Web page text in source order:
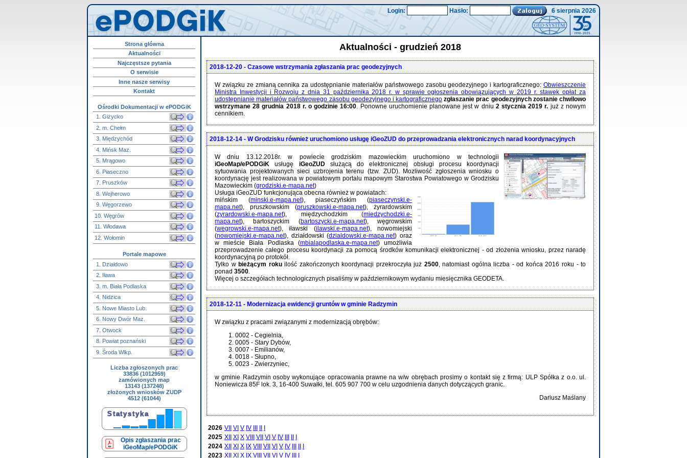
Login: Hasło: 6 sierpnia 2026
Strona główna
Aktualności
Najczęstsze pytania
O serwisie
Inne nasze serwisy
Kontakt
Ośrodki Dokumentacji w ePODGiK
1. Giżycko
2. m. Chełm
3. Międzychód
4. Mińsk Maz.
5. Mrągowo
6. Piaseczno
7. Pruszków
8. Wejherowo
9. Węgorzewo
10. Węgrów
11. Włodawa
12. Wołomin
Portale mapowe
1. Działdowo
2. Iława
3. m. Biała Podlaska
4. Nidzica
5. Nowe Miasto Lub.
6. Nowy Dwór Maz.
7. Otwock
8. Powiat poznański
9. Środa Wlkp.
Liczba zgłoszonych prac
33836 (1012959)
zamówionych map
13143 (137248)
złożonych wniosków ZUDP
4512 (61044)
Opis zgłaszania prac
iGeoMap/ePODGiK
Aktualności - grudzień 2018
2018-12-20 - Czasowe wstrzymania zgłaszania prac geodezyjnych
W związku ze zmianą cennika za udostępnianie materiałów państwowego zasobu geodezyjnego i kartograficznego: Obwieszczenie
Ministra Inwestycji i Rozwoju z dnia 31 października 2018 r. w sprawie ogłoszenia obowiązujących w 2019 r. stawek opłat za
udostępnianie materiałów państwowego zasobu geodezyjnego i kartograficznego zgłaszanie prac geodezyjnych zostanie chwilowo
wstrzymane 28 grudnia 2018 r. o godzinie 16:00. Ponowne uruchomienie planowane jest w dniu 2 stycznia 2019 r. już z nowym
cennikiem.
2018-12-14 - W Grodzisku również uruchomiono usługę iGeoZUD do przeprowadzania elektronicznych narad koordynacyjnych
W dniu 13.12.2018r. w powiecie grodziskim mazowieckim uruchomiono w technologii
iGeoMap/ePODGiK usługę iGeoZUDsłużącą do elektronicznej obsługi procesu koordynacji
sytuowania projektowanych sieci uzbrojenia terenu (tzw. ZUD). Mozliwość zgłoszenia wniosku o
koordynację jest realizowana w powiatowym portalu mapowym Starostwa Powiatowego w Grodzisku
Mazowieckim (grodziski.e-mapa.net)
Usługa iGeoZUD funkcjonująca obecna również w powiatach:
mińskim (minski.e-mapa.net), piaseczyńskim (piaseczynski.e-
mapa.net), pruszkowskim (pruszkowski.e-mapa.net), żyrardowskim
(zyrardowski.e-mapa.net), międzychodzkim (miedzychodzki.e-
mapa.net), bartoszyckim (bartoszycki.e-mapa.net), węgrowskim
(wegrowski.e-mapa.net), iławski (ilawski.e-mapa.net), nowomiejski
(nowomiejski.e-mapa.net), działdowski (dzialdowski.e-mapa.net) oraz
w mieście Biała Podlaska (mbialapodlaska.e-mapa.net) umożliwia
przeprowadzenie całego procesu koordynacji za pomocą środków komunikacji elektronicznej - od złożenia wniosku, przez naradę
koordynacyjną po protokół.
Tylko w bieżącym rokuilość zakończonych koordynacji przekroczyła już 2500, natomiast ogólna liczba - od końca 2016 roku - to
ponad 3500.
Więcej o szczegółach technologicznych pisaliśmy w październikowym wydaniu miesięcznika GEODETA.
2018-12-11 - Modernizacja ewidencji gruntów w gminie Radzymin
W związku z pracami związanymi z modernizacją obrębów:
0002 - Cegielnia,
0005 - Stary Dybów,
0007 - Emilianów,
0018 - Słupno,
0023 - Zwierzyniec,
w gminie Radzymin osoby wykonujące opracowania prawne na w/w obrębach prosimy o kontakt się z firmą: ULP Spółka z o.o. ul.
Noniewicza 85F lok. 3, 16-400 Suwałki, tel. 605 907 700 w celu uzgodnienia danych dotyczących granic.
Dariusz Maślany
2026 VII VI V IV
2025 XII XI X VIII VII VI V IV
2024 XII XI X IX VIII VII VI V IV
2023 XII XI X IX VIII VII VI V IV